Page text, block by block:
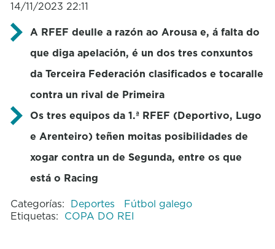
14/11/2023 22:11
A RFEF deulle a razón ao Arousa e, á falta do
que diga apelación, é un dos tres conxuntos
da Terceira Federación clasificados e tocaralle
contra un rival de Primeira
Os tres equipos da 1.ª RFEF (Deportivo, Lugo
e Arenteiro) teñen moitas posibilidades de
xogar contra un de Segunda, entre os que
está o Racing
Categorías: Deportes
Fútbol galego
Etiquetas: COPA DO REI